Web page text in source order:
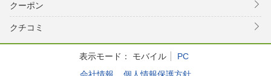
クーポン
クチコミ
表示モード： モバイル
PC